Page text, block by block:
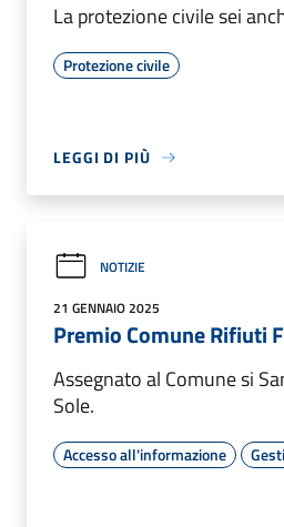
La protezione civile sei
Protezione civile
LEGGI DI PIÙ
NOTIZIE
21 GENNAIO 2025
Premio Comune Rifiuti
Assegnato al Comune si
Sole.
Accesso all'informazione